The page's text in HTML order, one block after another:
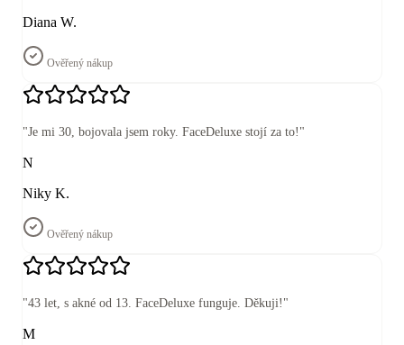
Diana W.
Ověřený nákup
"Je mi 30, bojovala jsem roky. FaceDeluxe stojí za to! "
N
Niky K.
Ověřený nákup
"43 let, s akné od 13. FaceDeluxe funguje. Děkuji! "
M